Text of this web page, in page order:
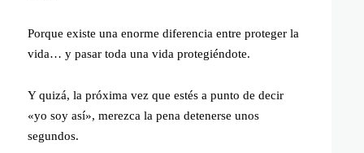
Porque existe una enorme diferencia entre proteger la
vida… y pasar toda una vida protegiéndote.
Y quizá, la próxima vez que estés a punto de decir
«yo soy así», merezca la pena detenerse unos
segundos.